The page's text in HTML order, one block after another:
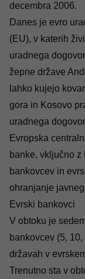
decembra 2006.
Danes je evro
(EU), v katerih
uradnega
žepne države
lahko kujejo
gora in Kosovo
uradnega
Evropska
banke, vključno
bankovcev in
ohranjanje
Evrski bankovci
V obtoku je
bankovcev (5,
državah v
Trenutno sta v